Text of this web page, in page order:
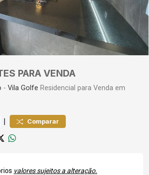
PARA VENDA
- Vila Golfe Residencial para Venda em
| Comparar
valores sujeitos a alteração.